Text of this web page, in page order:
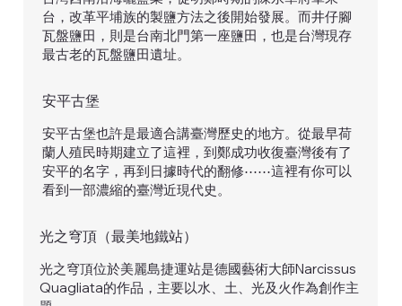
台，改革平埔族的製鹽方法之後開始發展。而井仔腳
瓦盤鹽田，則是台南北門第一座鹽田，也是台灣現存
最古老的瓦盤鹽田遺址。
安平古堡也許是最適合講臺灣歷史的地方。從最早荷
蘭人殖民時期建立了這裡，到鄭成功收復臺灣後有了
安平的名字，再到日據時代的翻修⋯⋯這裡有你可以
看到一部濃縮的臺灣近現代史。
安平古堡
光之穹頂位於美麗島捷運站是德國藝術大師Narcissus
Quagliata的作品，主要以水、土、光及火作為創作主
光之穹頂（最美地鐵站）